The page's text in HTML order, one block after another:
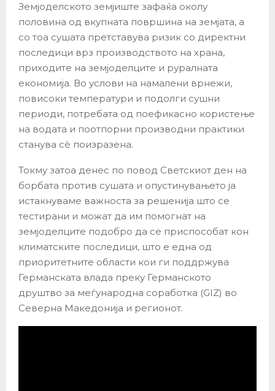
Земјоделското земјиште зафаќа околу
половина од вкупната површина на земјата, а
со тоа сушата претставува ризик со директни
последици врз производството на храна,
приходите на земјоделците и руралната
економија. Во услови на намалени врнежи,
повисоки температури и подолги сушни
периоди, потребата од поефикасно користење
на водата и поотпорни производни практики
станува сè поизразена.
Токму затоа денес по повод Светскиот ден на
борбата против сушата и опустинувањето ја
истакнуваме важноста за решенија што се
тестирани и можат да им помогнат на
земјоделците подобро да се приспособат кон
климатските последици, што е една од
приоритетните области кои ги поддржува
Германската влада преку Германското
друштво за меѓународна соработка (GIZ) во
Северна Македонија и регионот.